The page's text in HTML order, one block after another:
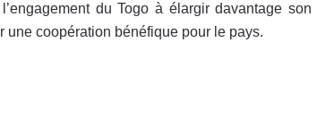
du Togo à élargir davantage son
une coopération bénéfique pour le pays.